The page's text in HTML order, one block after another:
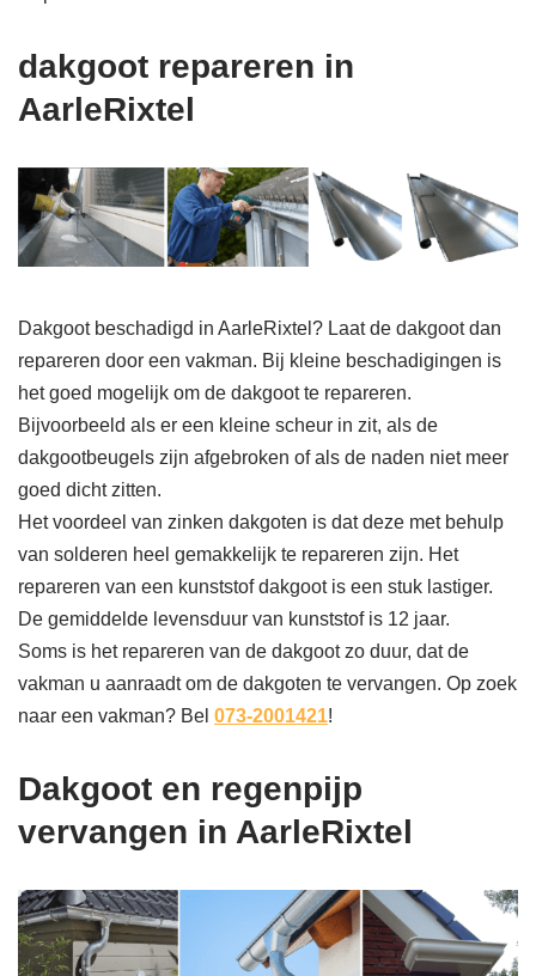
dakgoot repareren in
AarleRixtel
Dakgoot beschadigd in AarleRixtel? Laat de dakgoot dan
repareren door een vakman. Bij kleine beschadigingen is
het goed mogelijk om de dakgoot te repareren.
Bijvoorbeeld als er een kleine scheur in zit, als de
dakgootbeugels zijn afgebroken of als de naden niet meer
goed dicht zitten.
Het voordeel van zinken dakgoten is dat deze met behulp
van solderen heel gemakkelijk te repareren zijn. Het
repareren van een kunststof dakgoot is een stuk lastiger.
De gemiddelde levensduur van kunststof is 12 jaar.
Soms is het repareren van de dakgoot zo duur, dat de
vakman u aanraadt om de dakgoten te vervangen. Op zoek
naar een vakman? Bel 073-2001421!
Dakgoot en regenpijp
vervangen in AarleRixtel